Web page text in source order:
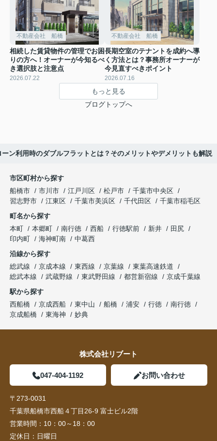
不動産会社 船橋
相続した賃貸物件の管理でお困
りの方へ！オーナーが今知るべ
き選択肢と注意点
2026.07.22
不動産会社 船橋
長期空室のテナントを成約へ導
く方法とは？事務所オーナーが
今見直すべきポイント
2026.07.16
もっと見る
ブログトップへ
ーン利用時のダブルフラットとは？そのメリットやデメリットも解説
市区町村から探す
船橋市
市川市 江戸川区 松戸市
千葉市中央区
習志野市
江東区 千葉市美浜区 千代田区
千葉市稲毛区
町名から探す
本町
本郷町 南行徳 西船 行徳駅前 新井
田尻
印内町
海神町南
中葛西
沿線から探す
総武線
京成本線 東西線 京葉線
東葉高速鉄道
総武本線
武蔵野線 東武野田線 都営新宿線
京成千葉線
駅から探す
西船橋
京成西船 東中山 船橋 浦安 行徳
南行徳
京成船橋
東海神 妙典
株式会社リブート
047-404-1192 お問い合わせ
〒273-0031
千葉県船橋市西船４丁目26-9 富士ビル2階
営業時間： 10：00～18：00
定休日： 日曜日